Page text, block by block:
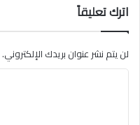
اترك تعليقاً
لن يتم نشر عنوان بريدك الإلكتروني.